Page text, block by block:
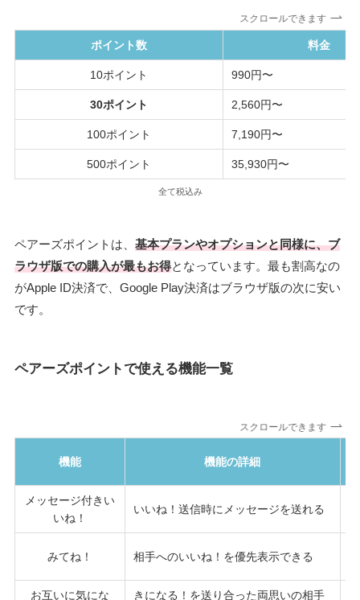
スクロールできます
ポイント数 料金
10ポイント 990円〜
30ポイント 2,560円〜
100ポイント 7,190円〜
500ポイント 35,930円〜
全て税込み
ペアーズポイントは、 基本プランやオプションと同様に、ブ
ラウザ版での購入が最もお得となっています。最も割高なの
がApple ID決済で、Google Play決済はブラウザ版の次に安い
です。
ペアーズポイントで使える機能一覧
スクロールできます
機能 機能の詳細
メッセージ付きい
いね！
いいね！送信時にメッセージを送れる
みてね！ 相手へのいいね！を優先表示できる
お互いに気にな きになる！を送り合った両思いの相手